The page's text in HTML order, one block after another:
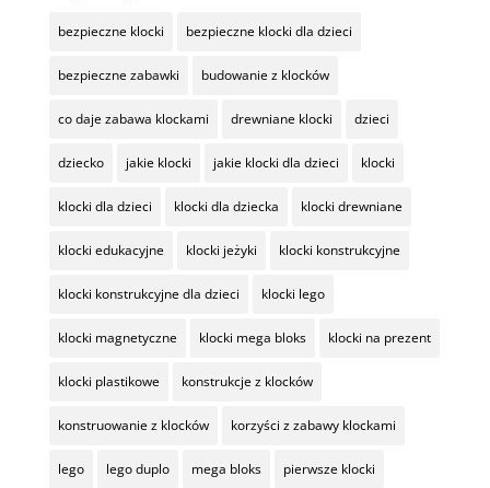
bezpieczne klocki bezpieczne klocki dla dzieci
bezpieczne zabawki budowanie z klocków
co daje zabawa klockami drewniane klocki dzieci
dziecko jakie klocki jakie klocki dla dzieci klocki
klocki dla dzieci klocki dla dziecka klocki drewniane
klocki edukacyjne klocki jeżyki klocki konstrukcyjne
klocki konstrukcyjne dla dzieci klocki lego
klocki magnetyczne klocki mega bloks klocki na prezent
klocki plastikowe konstrukcje z klocków
konstruowanie z klocków korzyści z zabawy klockami
lego lego duplo mega bloks pierwsze klocki